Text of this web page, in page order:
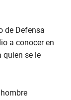
de Defensa
a conocer en
quien se le